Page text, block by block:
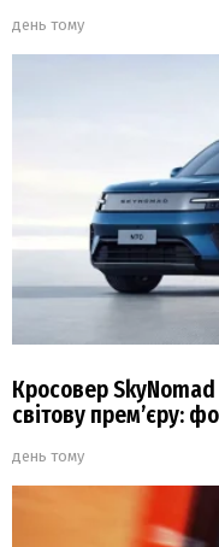
день тому
Кросовер SkyNomad
світову прем’єру:
день тому